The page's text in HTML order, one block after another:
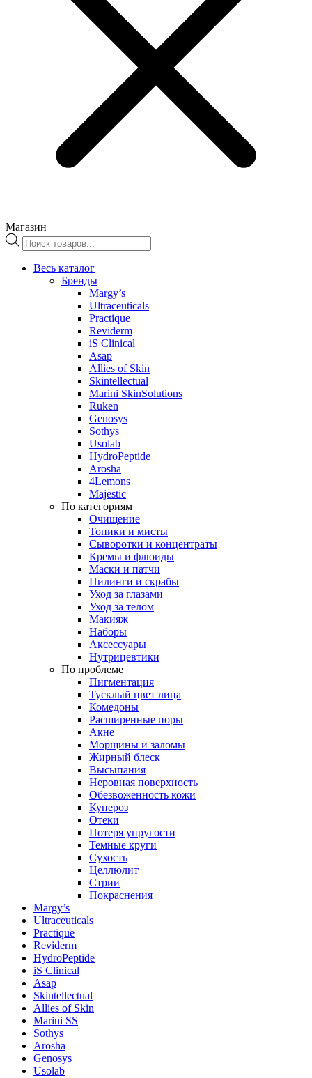
Магазин
Поиск
товаров
Весь каталог
Бренды
Margy’s
Ultraceuticals
Practique
Reviderm
iS Clinical
Asap
Allies of Skin
Skintellectual
Marini SkinSolutions
Ruken
Genosys
Sothys
Usolab
HydroPeptide
Arosha
4Lemons
Majestic
По категориям
Очищение
Тоники и мисты
Сыворотки и концентраты
Кремы и флюиды
Маски и патчи
Пилинги и скрабы
Уход за глазами
Уход за телом
Макияж
Наборы
Аксессуары
Нутрицевтики
По проблеме
Пигментация
Тусклый цвет лица
Комедоны
Расширенные поры
Акне
Морщины и заломы
Жирный блеск
Высыпания
Неровная поверхность
Обезвоженность кожи
Купероз
Отеки
Потеря упругости
Темные круги
Сухость
Целлюлит
Стрии
Покраснения
Margy’s
Ultraceuticals
Practique
Reviderm
HydroPeptide
iS Clinical
Asap
Skintellectual
Allies of Skin
Marini SS
Sothys
Arosha
Genosys
Usolab